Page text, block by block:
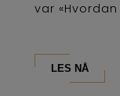
var
LES NÅ